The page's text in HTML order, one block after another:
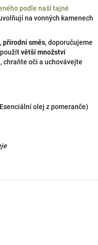
podle naší tajné
na vonných kamenech
přírodní směs, doporučujeme
větší množství
chraňte oči a uchovávejte
olej z pomeranče)